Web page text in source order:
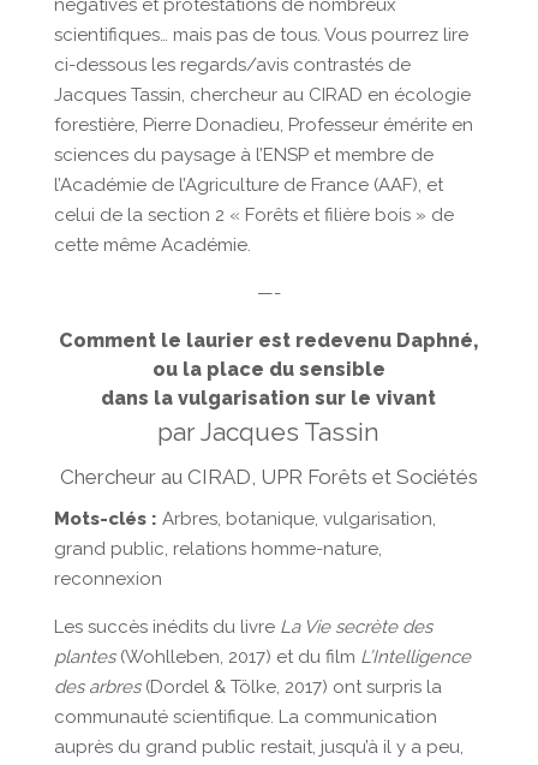
négatives et protestations de nombreux
scientifiques… mais pas de tous. Vous pourrez lire
ci-dessous les regards/avis contrastés de
Jacques Tassin, chercheur au CIRAD en écologie
forestière, Pierre Donadieu, Professeur émérite en
sciences du paysage à l’ENSP et membre de
l’Académie de l’Agriculture de France (AAF), et
celui de la section 2 « Forêts et filière bois » de
cette même Académie.
—-
Comment le laurier est redevenu Daphné,
ou la place du sensible
dans la vulgarisation sur le vivant
par Jacques Tassin
Chercheur au CIRAD, UPR Forêts et Sociétés
Mots-clés : Arbres, botanique, vulgarisation,
grand public, relations homme-nature,
reconnexion
Les succès inédits du livre La Vie secrète des
plantes(Wohlleben, 2017) et du film L’Intelligence
des arbres(Dordel & Tölke, 2017) ont surpris la
communauté scientifique. La communication
auprès du grand public restait, jusqu’à il y a peu,